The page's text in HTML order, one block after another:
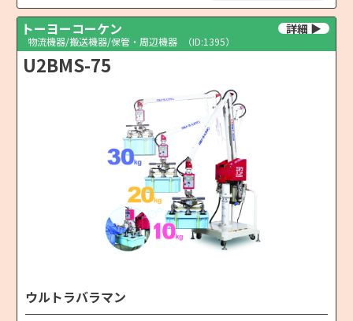
トーヨーコーケン
物流機器/搬送機器/保管・周辺機器 （ID:1395）
U2BMS-75
ウルトラバラマン